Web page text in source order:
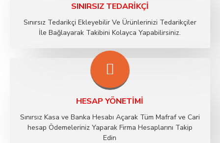
SINIRSIZ TEDARIKÇI
Sınırsız Tedarikçi Ekleyebilir Ve Ürünlerinizi Tedarikçiler
İle Bağlayarak Takibini Kolayca Yapabilirsiniz.
HESAP YÖNETIMI
Sınırsız Kasa ve Banka Hesabı Açarak Tüm Mafraf ve Cari
hesap Ödemeleriniz Yaparak Firma Hesaplarını Takip
Edin